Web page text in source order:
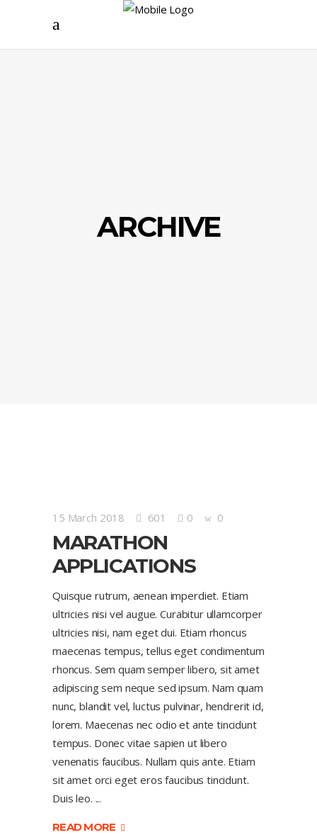
ARCHIVE
15 March 2018 601 0 0
MARATHON
APPLICATIONS
Quisque rutrum, aenean imperdiet. Etiam
ultricies nisi vel augue. Curabitur ullamcorper
ultricies nisi, nam eget dui. Etiam rhoncus
maecenas tempus, tellus eget condimentum
rhoncus. Sem quam semper libero, sit amet
adipiscing sem neque sed ipsum. Nam quam
nunc, blandit vel, luctus pulvinar, hendrerit id,
lorem. Maecenas nec odio et ante tincidunt
tempus. Donec vitae sapien ut libero
venenatis faucibus. Nullam quis ante. Etiam
sit amet orci eget eros faucibus tincidunt.
Duis leo.
READ MORE